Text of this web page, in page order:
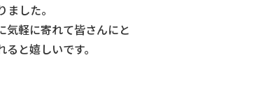
した。
気軽に寄れて皆さんにと
と嬉しいです。